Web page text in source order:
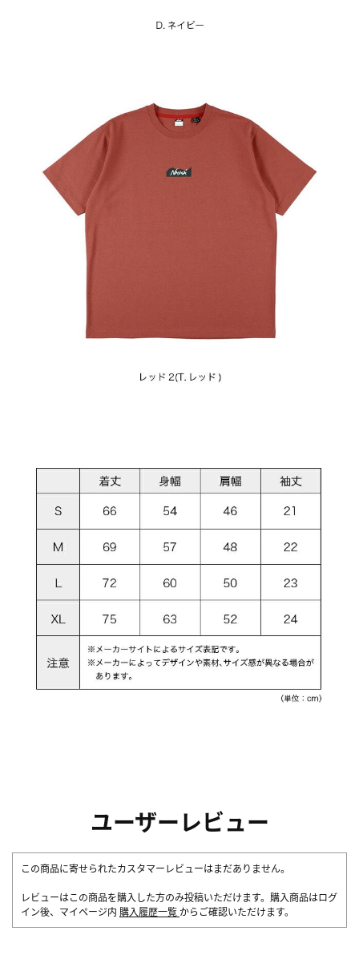
ユーザーレビュー
この商品に寄せられたカスタマーレビューはまだありません。
レビューはこの商品を購入した方のみ投稿いただけます。購入商品はログ
イン後、マイページ内 購入履歴一覧 からご確認いただけます。